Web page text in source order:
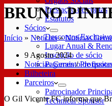
Prestação de contas
Estatutos
Sócios
Descontos
Lugar Anual &
Inscrição de sócio
Pagamento de
Bilheteira
Parceiros
Patrocinador
Technical Sponsor
BRUNO
Início » Notícias»Notícias
9 Agosto 2024
Notícias Gerais/
O Gil Vicente FC informa que